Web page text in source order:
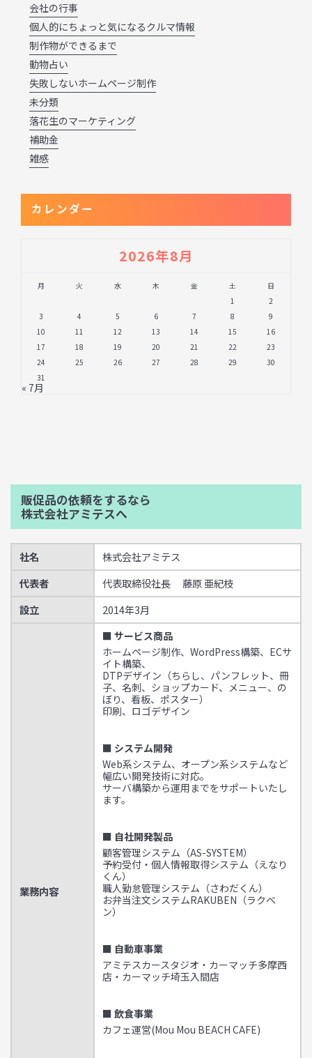
会社の行事
個人的にちょっと気になるクルマ情報
制作物ができるまで
動物占い
失敗しないホームページ制作
未分類
落花生のマーケティング
補助金
雑感
カレンダー
2026年8月
月 火 水 木 金 土
日
1
2
3
4 5 6 7 8
9
10
11 12 13 14 15
16
17
18 19 20 21 22
23
24
25 26 27 28 29
30
31
« 7月
販促品の依頼をするなら
株式会社アミテスへ
社名
株式会社アミテス
代表者
代表取締役社長 藤原 亜紀枝
設立
2014年3月
業務内容
■ サービス商品
ホームページ制作、WordPress構築、ECサ
イト構築、
DTPデザイン（ちらし、パンフレット、冊
子、名刺、ショップカード、メニュー、の
ぼり、看板、ポスター）
印刷、ロゴデザイン
■ システム開発
Web系システム、オープン系システムなど
幅広い開発技術に対応。
サーバ構築から運用までをサポートいたし
ます。
■ 自社開発製品
顧客管理システム（AS-SYSTEM）
予約受付・個人情報取得システム（えなり
くん）
職人勤怠管理システム（さわだくん）
お弁当注文システムRAKUBEN（ラクベ
ン）
■ 自動車事業
アミテスカースタジオ・カーマッチ多摩西
店・カーマッチ埼玉入間店
■ 飲食事業
カフェ運営(Mou Mou BEACH CAFE)